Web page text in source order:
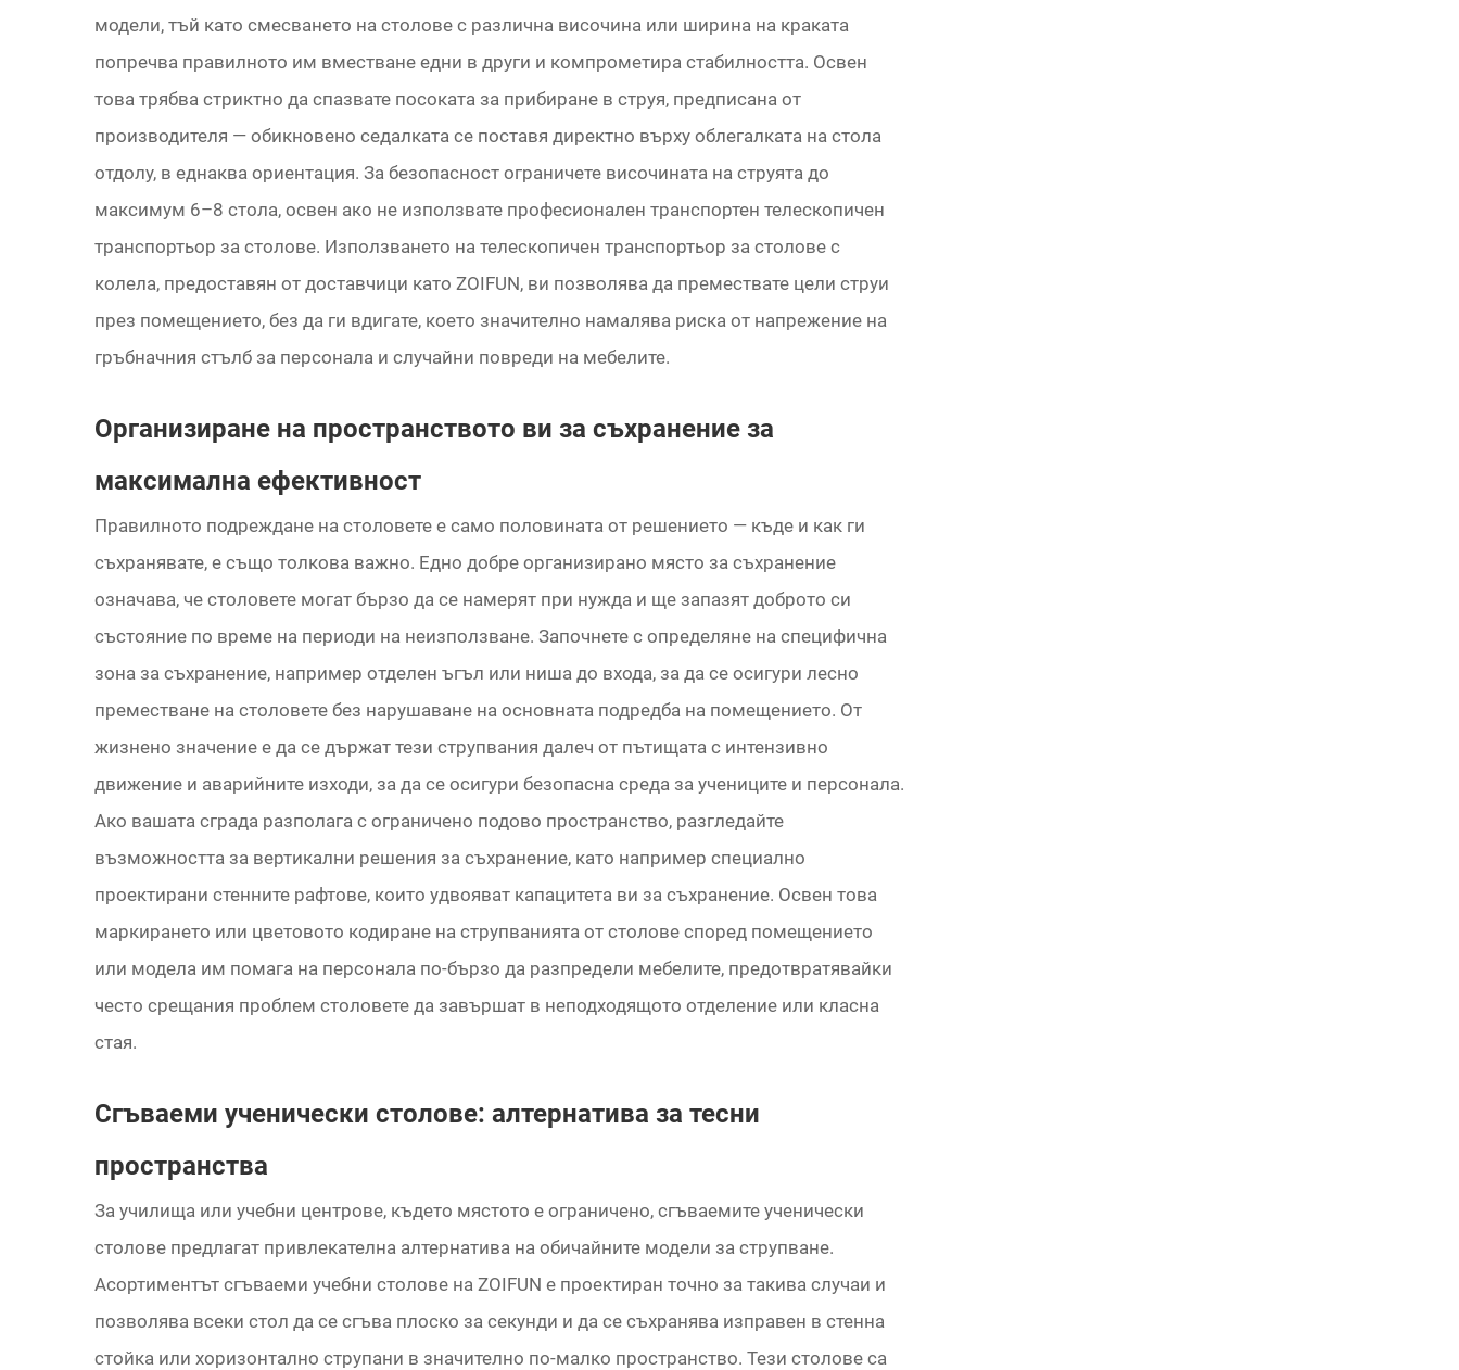
модели, тъй като смесването на столове с различна височина или ширина на краката
попречва правилното им вместване едни в други и компрометира стабилността. Освен
това трябва стриктно да спазвате посоката за прибиране в струя, предписана от
производителя — обикновено седалката се поставя директно върху облегалката на стола
отдолу, в еднаква ориентация. За безопасност ограничете височината на струята до
максимум 6–8 стола, освен ако не използвате професионален транспортен телескопичен
транспортьор за столове. Използването на телескопичен транспортьор за столове с
колела, предоставян от доставчици като ZOIFUN, ви позволява да премествате цели струи
през помещението, без да ги вдигате, което значително намалява риска от напрежение на
гръбначния стълб за персонала и случайни повреди на мебелите.
Организиране на пространството ви за съхранение за
максимална ефективност
Правилното подреждане на столовете е само половината от решението — къде и как ги
съхранявате, е също толкова важно. Едно добре организирано място за съхранение
означава, че столовете могат бързо да се намерят при нужда и ще запазят доброто си
състояние по време на периоди на неизползване. Започнете с определяне на специфична
зона за съхранение, например отделен ъгъл или ниша до входа, за да се осигури лесно
преместване на столовете без нарушаване на основната подредба на помещението. От
жизнено значение е да се държат тези струпвания далеч от пътищата с интензивно
движение и аварийните изходи, за да се осигури безопасна среда за учениците и персонала.
Ако вашата сграда разполага с ограничено подово пространство, разгледайте
възможността за вертикални решения за съхранение, като например специално
проектирани стенните рафтове, които удвояват капацитета ви за съхранение. Освен това
маркирането или цветовото кодиране на струпванията от столове според помещението
или модела им помага на персонала по-бързо да разпредели мебелите, предотвратявайки
често срещания проблем столовете да завършат в неподходящото отделение или класна
стая.
Сгъваеми ученически столове: алтернатива за тесни
пространства
За училища или учебни центрове, където мястото е ограничено, сгъваемите ученически
столове предлагат привлекателна алтернатива на обичайните модели за струпване.
Асортиментът сгъваеми учебни столове на ZOIFUN е проектиран точно за такива случаи и
позволява всеки стол да се сгъва плоско за секунди и да се съхранява изправен в стенна
стойка или хоризонтално струпани в значително по-малко пространство. Тези столове са